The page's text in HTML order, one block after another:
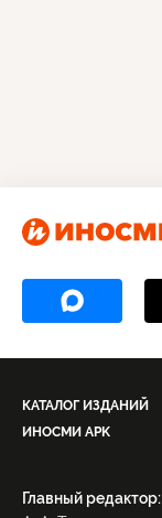
КАТАЛОГ ИЗДАНИЙ
ИНОСМИ APK
Главный редактор: